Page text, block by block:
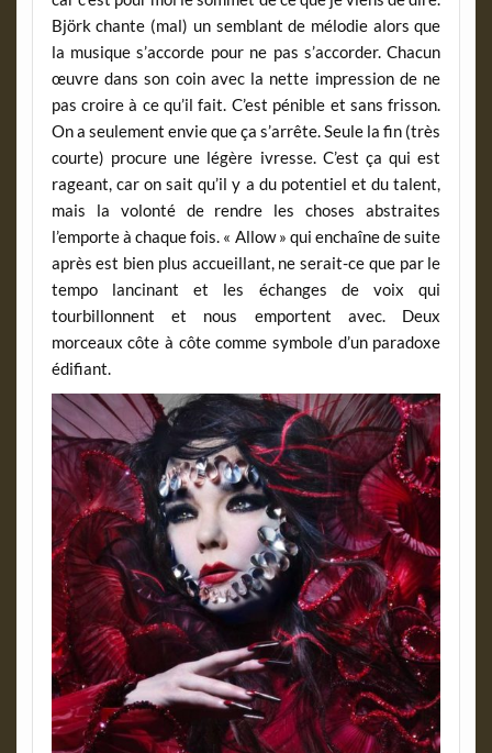
Björk chante (mal) un semblant de mélodie alors que
la musique s’accorde pour ne pas s’accorder. Chacun
œuvre dans son coin avec la nette impression de ne
pas croire à ce qu’il fait. C’est pénible et sans frisson.
On a seulement envie que ça s’arrête. Seule la fin (très
courte) procure une légère ivresse. C’est ça qui est
rageant, car on sait qu’il y a du potentiel et du talent,
mais la volonté de rendre les choses abstraites
l’emporte à chaque fois. « Allow » qui enchaîne de suite
après est bien plus accueillant, ne serait-ce que par le
tempo lancinant et les échanges de voix qui
tourbillonnent et nous emportent avec. Deux
morceaux côte à côte comme symbole d’un paradoxe
édifiant.